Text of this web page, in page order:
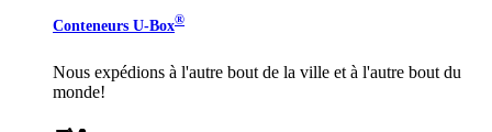
Conteneurs U-Box®
Nous expédions à l'autre bout de la ville et à l'autre bout du
monde!